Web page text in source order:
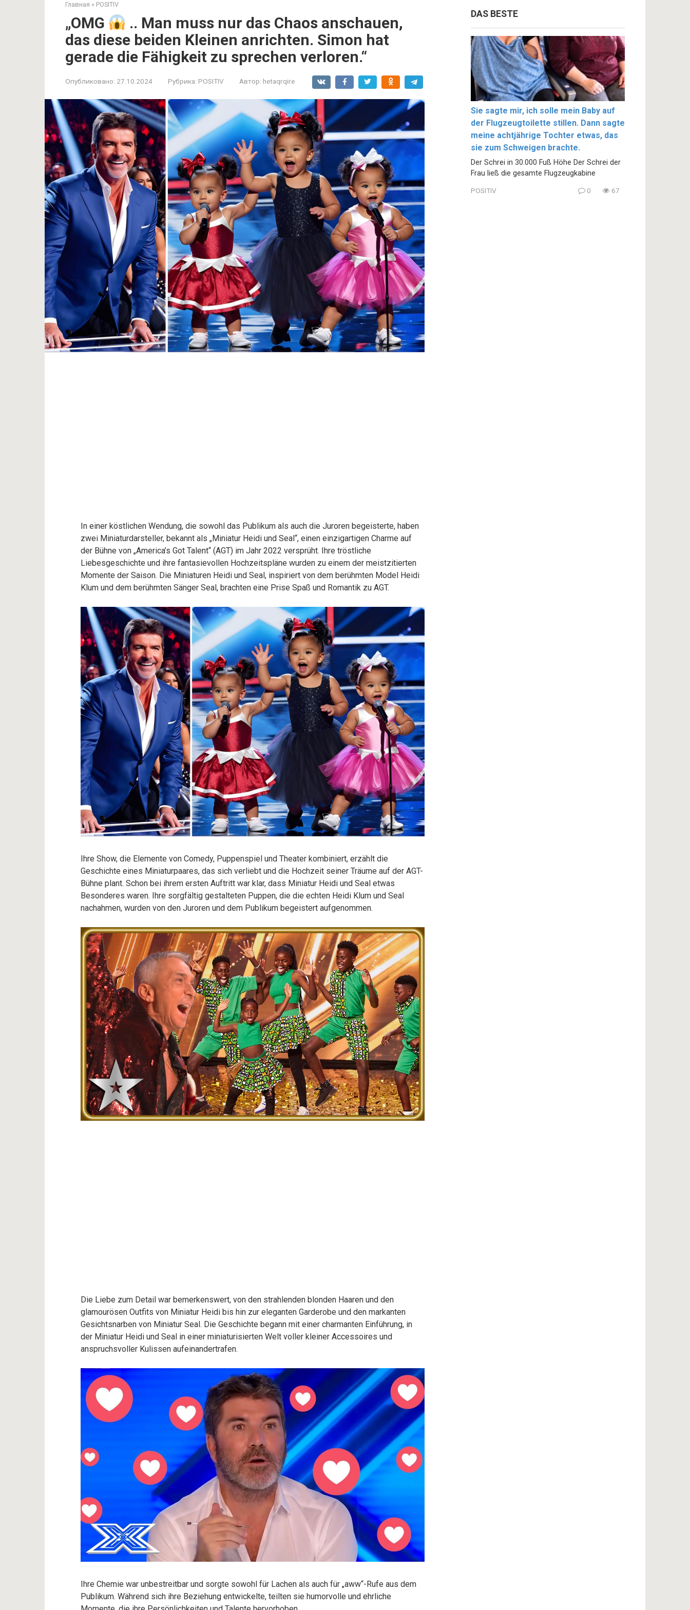
Главная » POSITIV
„OMG
.. Man muss nur das Chaos anschauen,
das diese beiden Kleinen anrichten. Simon hat
gerade die Fähigkeit zu sprechen verloren.“
Опубликовано: 27.10.2024 Рубрика: POSITIV Автор: hetaqrqire
In einer köstlichen Wendung, die sowohl das Publikum als auch die Juroren begeisterte, haben
zwei Miniaturdarsteller, bekannt als „Miniatur Heidi und Seal“, einen einzigartigen Charme auf
der Bühne von „America’s Got Talent“ (AGT) im Jahr 2022 versprüht. Ihre tröstliche
Liebesgeschichte und ihre fantasievollen Hochzeitspläne wurden zu einem der meistzitierten
Momente der Saison. Die Miniaturen Heidi und Seal, inspiriert von dem berühmten Model Heidi
Klum und dem berühmten Sänger Seal, brachten eine Prise Spaß und Romantik zu AGT.
Ihre Show, die Elemente von Comedy, Puppenspiel und Theater kombiniert, erzählt die
Geschichte eines Miniaturpaares, das sich verliebt und die Hochzeit seiner Träume auf der AGT-
Bühne plant. Schon bei ihrem ersten Auftritt war klar, dass Miniatur Heidi und Seal etwas
Besonderes waren. Ihre sorgfältig gestalteten Puppen, die die echten Heidi Klum und Seal
nachahmen, wurden von den Juroren und dem Publikum begeistert aufgenommen.
Die Liebe zum Detail war bemerkenswert, von den strahlenden blonden Haaren und den
glamourösen Outfits von Miniatur Heidi bis hin zur eleganten Garderobe und den markanten
Gesichtsnarben von Miniatur Seal. Die Geschichte begann mit einer charmanten Einführung, in
der Miniatur Heidi und Seal in einer miniaturisierten Welt voller kleiner Accessoires und
anspruchsvoller Kulissen aufeinandertrafen.
Ihre Chemie war unbestreitbar und sorgte sowohl für Lachen als auch für „aww“-Rufe aus dem
Publikum. Während sich ihre Beziehung entwickelte, teilten sie humorvolle und ehrliche
DAS BESTE
Sie sagte mir, ich solle mein Baby auf
der Flugzeugtoilette stillen. Dann sagte
meine achtjährige Tochter etwas, das
sie zum Schweigen brachte.
Der Schrei in 30.000 Fuß Höhe Der Schrei der
Frau ließ die gesamte Flugzeugkabine
POSITIV 0 67